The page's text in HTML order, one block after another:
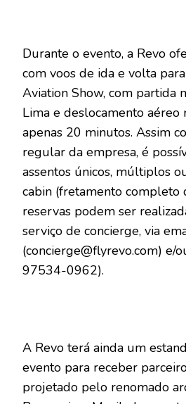
Durante o evento, a Revo
com voos de ida e volta
Aviation Show, com partida
Lima e deslocamento aéreo
apenas 20 minutos. Assim
regular da empresa, é
assentos únicos, múltiplos
cabin (fretamento completo
reservas podem ser
serviço de concierge, via
(concierge@flyrevo.com) e/
97534-0962).
A Revo terá ainda um
evento para receber
projetado pelo renomado